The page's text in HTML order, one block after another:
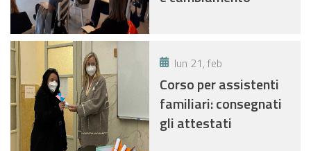
lun 21, feb
Corso per assistenti
familiari: consegnati
gli attestati